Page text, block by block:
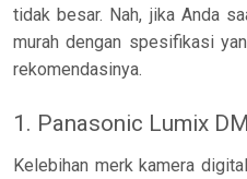
tidak besar. Nah, jika Anda
murah dengan spesifikasi
rekomendasinya.
1. Panasonic Lumix
Kelebihan merk kamera